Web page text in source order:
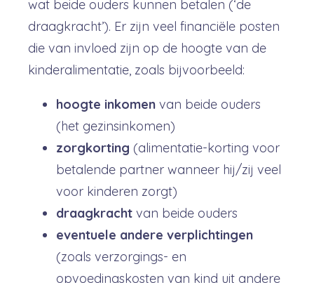
wat beide ouders kunnen betalen (‘de
draagkracht’). Er zijn veel financiële posten
die van invloed zijn op de hoogte van de
kinderalimentatie, zoals bijvoorbeeld:
hoogte inkomen van beide ouders
(het gezinsinkomen)
zorgkorting (alimentatie-korting voor
betalende partner wanneer hij/zij veel
voor kinderen zorgt)
draagkracht van beide ouders
eventuele andere verplichtingen
(zoals verzorgings- en
opvoedingskosten van kind uit andere